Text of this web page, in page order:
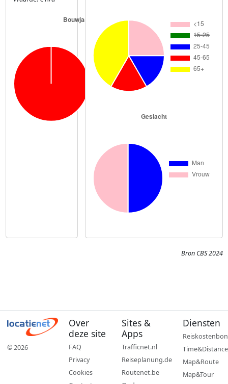
Bron CBS 2024
© 2026
Over
deze site
FAQ
Privacy
Cookies
Sites &
Apps
Trafficnet.nl
Reiseplanung.de
Routenet.be
Diensten
Reiskostenbon
Time&Distance
Map&Route
Map&Tour